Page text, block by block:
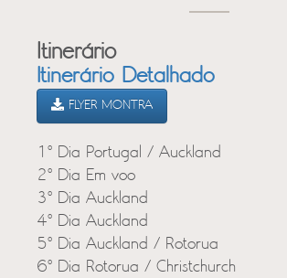
Itinerário
Itinerário Detalhado
FLYER MONTRA
1º Dia Portugal / Auckland
2º Dia Em voo
3º Dia Auckland
4º Dia Auckland
5º Dia Auckland / Rotorua
6º Dia Rotorua / Christchurch